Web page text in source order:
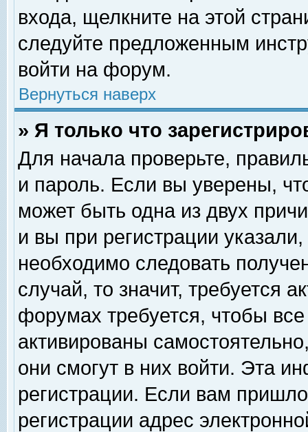
входа, щелкните на этой
следуйте предложенным
войти на форум.
Вернуться наверх
» Я только что
Для начала проверьте,
и пароль. Если вы уверены,
может быть одна из двух
и вы при регистрации
необходимо следовать
случай, то значит, требуется
форумах требуется, чтобы
активированы
они смогут в них войти. Эта
регистрации. Если вам
регистрации адрес